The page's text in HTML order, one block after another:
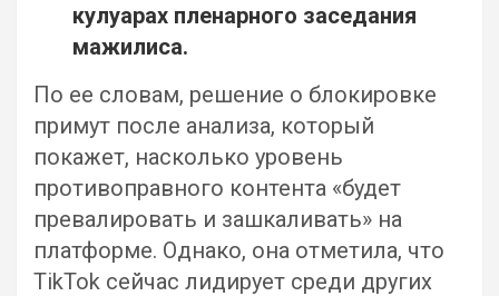
кулуарах пленарного заседания
мажилиса.
По ее словам, решение о блокировке
примут после анализа, который
покажет, насколько уровень
противоправного контента «будет
превалировать и зашкаливать» на
платформе. Однако, она отметила, что
TikTok сейчас лидирует среди других